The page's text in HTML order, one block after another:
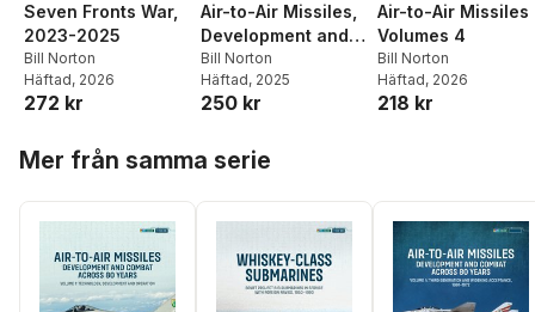
Seven Fronts War,
2023-2025
Bill Norton
Häftad, 2026
272 kr
Air-to-Air Missiles,
Development and
Combat Across 80
Years Volume 1
Bill Norton
Häftad, 2025
250 kr
Air-to-Air Missiles
Volumes 4
Bill Norton
Häftad, 2026
218 kr
Mer från samma serie